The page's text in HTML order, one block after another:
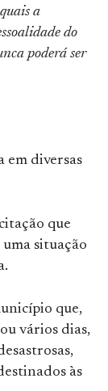
a
do
poderá ser
em diversas
que
situação
que,
vários dias,
às